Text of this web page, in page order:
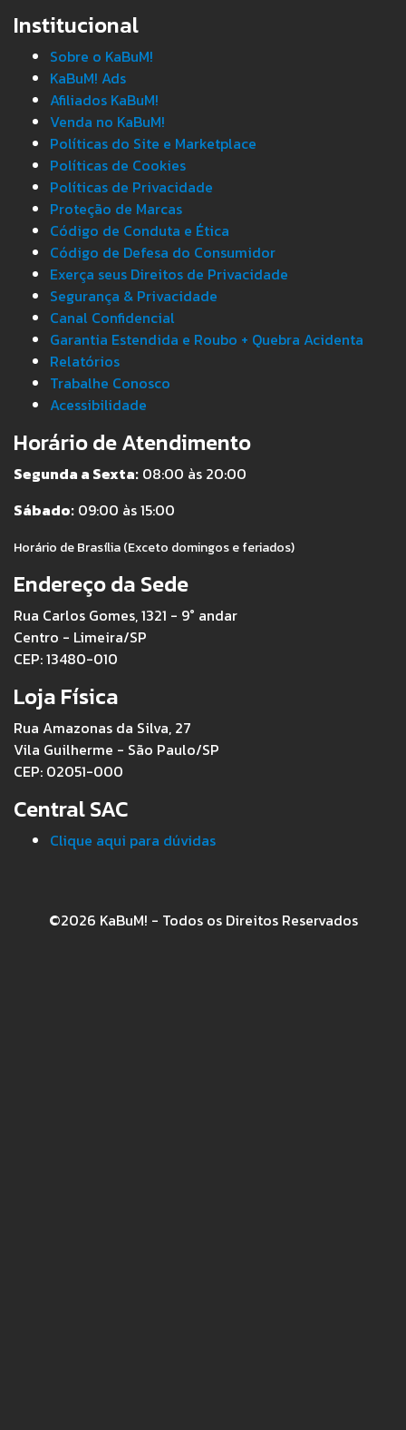
Institucional
Sobre o KaBuM!
KaBuM! Ads
Afiliados KaBuM!
Venda no KaBuM!
Políticas do Site e Marketplace
Políticas de Cookies
Políticas de Privacidade
Proteção de Marcas
Código de Conduta e Ética
Código de Defesa do Consumidor
Exerça seus Direitos de Privacidade
Segurança & Privacidade
Canal Confidencial
Garantia Estendida e Roubo + Quebra Acidenta
Relatórios
Trabalhe Conosco
Acessibilidade
Horário de Atendimento
Segunda a Sexta: 08:00 às 20:00
Sábado: 09:00 às 15:00
Horário de Brasília (Exceto domingos e feriados)
Endereço da Sede
Rua Carlos Gomes, 1321 - 9° andar
Centro - Limeira/SP
CEP: 13480-010
Loja Física
Rua Amazonas da Silva, 27
Vila Guilherme - São Paulo/SP
CEP: 02051-000
Central SAC
Clique aqui para dúvidas
©2026 KaBuM! - Todos os Direitos Reservados